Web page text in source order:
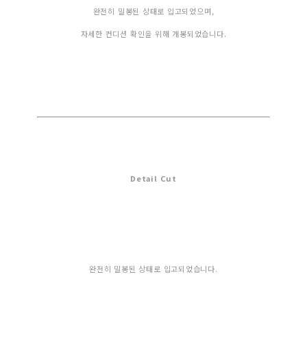
완전히 밀봉된 상태로 입고되었으며,
자세한 컨디션 확인을 위해 개봉되었습니다.
Detail Cut
완전히 밀봉된 상태로 입고되었습니다.